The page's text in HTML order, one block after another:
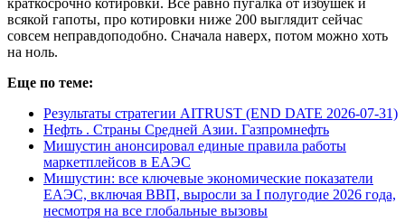
всякой гапоты, про котировки ниже 200 выглядит сейчас
совсем неправдоподобно. Сначала наверх, потом можно хоть
на ноль.
Еще по теме:
Результаты стратегии AITRUST (END DATE 2026-07-31)
Нефть . Страны Средней Азии. Газпромнефть
Мишустин анонсировал единые правила работы
маркетплейсов в ЕАЭС
Мишустин: все ключевые экономические показатели
ЕАЭС, включая ВВП, выросли за I полугодие 2026 года,
несмотря на все глобальные вызовы